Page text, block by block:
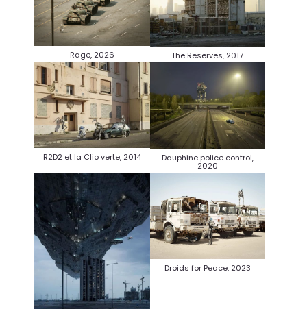
Rage, 2026 The Reserves, 2017
R2D2 et la Clio verte, 2014 Dauphine police control,
2020
Droids for Peace, 2023